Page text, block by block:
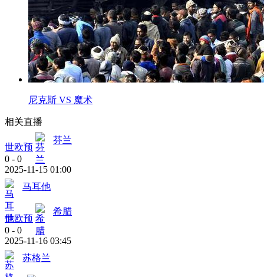
尼克斯 VS 魔术
相关直播
世欧预
芬兰
0 - 0
2025-11-15 01:00
马耳他
世欧预
希腊
0 - 0
2025-11-16 03:45
苏格兰